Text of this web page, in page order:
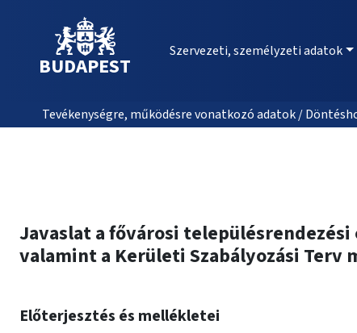
BUDAPEST
Szervezeti, személyzeti adatok
Tevékenységre, működésre vonatkozó adatok /
Javaslat a fővárosi
valamint a Kerületi Szabályozási Terv
Előterjesztés és mellékletei